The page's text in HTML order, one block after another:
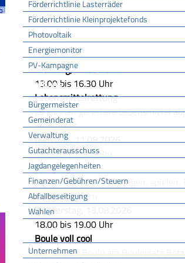
Förderrichtlinie Lasterräder
Förderrichtlinie Kleinprojektefonds
Photovoltaik
Energiemonitor
PV-Kampagne
Rathaus
Bürgermeister
Gemeinderat
Verwaltung
Gutachterausschuss
Jagdangelegenheiten
Finanzen/Gebühren/Steuern
Abfallbeseitigung
Wahlen
Wirtschaft
Unternehmen
Dienstag, 11.08.2026
12.00 bis 13.30 Uhr
Gemeinsames Mittagessen
… mit anschließendem Abwasch/
Dienstag, 11.08.2026
13.00 bis 16.30 Uhr
Lebensmittelrettung
Es können gerettete Lebensmittel
erwünscht.
Dienstag, 11.08.2026
15.00 bis 17.00 Uhr
Offener Treff
Gemeinsam Zeit verbringen, spielen,
reinschnuppern.
Donnerstag, 13.08.2026
18.00 bis 19.00 Uhr
Boule voll cool
Wir spielen Boule am Bouleplatz